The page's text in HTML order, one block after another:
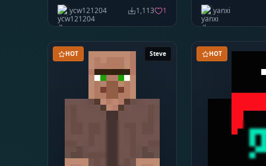
ycw121204 1,113 1 yanxi
Steve
HOT HOT